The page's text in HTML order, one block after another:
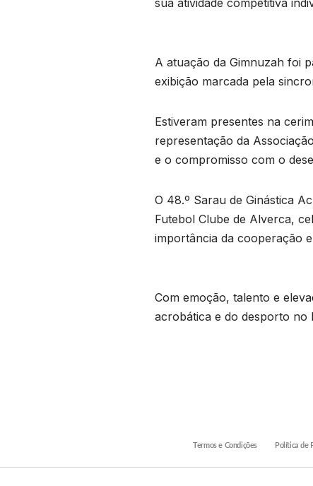
sua atividade competitiva
A atuação da Gimnuzah foi
exibição marcada pela
Estiveram presentes na
representação da
e o compromisso com o
O 48.º Sarau de Ginástica
Futebol Clube de Alverca,
importância da cooperação
Com emoção, talento e
acrobática e do desporto no
Termos e Condições Política de